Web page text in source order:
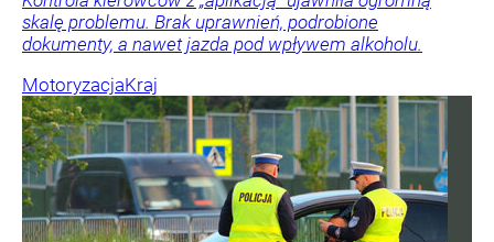
skalę problemu. Brak uprawnień, podrobione
dokumenty, a nawet jazda pod wpływem alkoholu.
MotoryzacjaKraj